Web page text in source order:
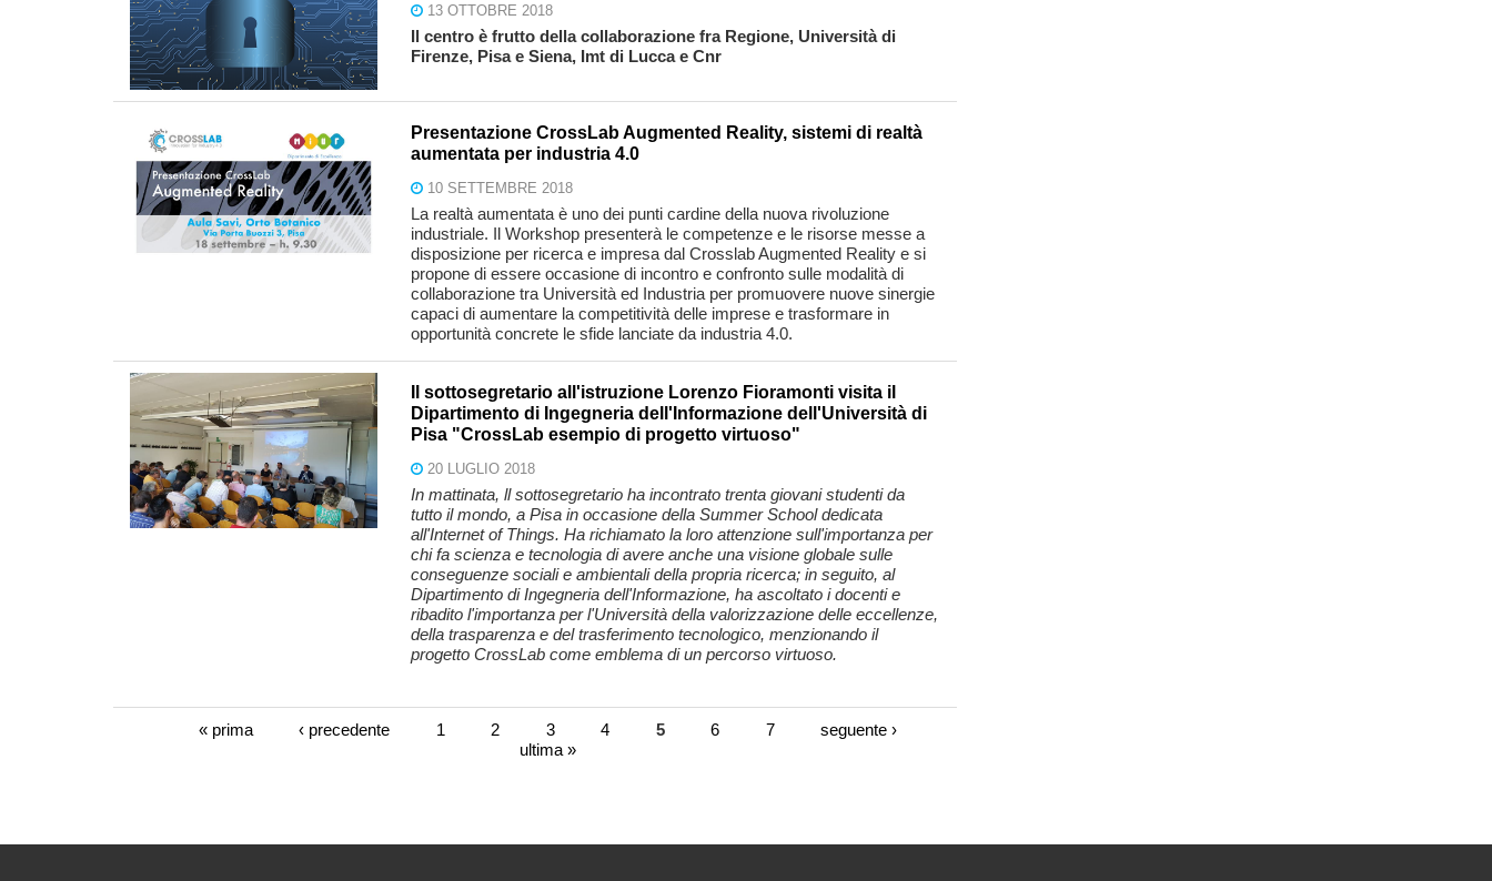
13 OTTOBRE 2018
Il centro è frutto della collaborazione fra Regione, Università di
Firenze, Pisa e Siena, Imt di Lucca e Cnr
Presentazione CrossLab Augmented Reality, sistemi di realtà
aumentata per industria 4.0
10 SETTEMBRE 2018
La realtà aumentata è uno dei punti cardine della nuova rivoluzione
industriale. Il Workshop presenterà le competenze e le risorse messe a
disposizione per ricerca e impresa dal Crosslab Augmented Reality e si
propone di essere occasione di incontro e confronto sulle modalità di
collaborazione tra Università ed Industria per promuovere nuove sinergie
capaci di aumentare la competitività delle imprese e trasformare in
opportunità concrete le sfide lanciate da industria 4.0.
Il sottosegretario all'istruzione Lorenzo Fioramonti visita il
Dipartimento di Ingegneria dell'Informazione dell'Università di
Pisa "CrossLab esempio di progetto virtuoso"
20 LUGLIO 2018
In mattinata, ll sottosegretario ha incontrato trenta giovani studenti da
tutto il mondo, a Pisa in occasione della Summer School dedicata
all'Internet of Things. Ha richiamato la loro attenzione sull'importanza per
chi fa scienza e tecnologia di avere anche una visione globale sulle
conseguenze sociali e ambientali della propria ricerca; in seguito, al
Dipartimento di Ingegneria dell'Informazione, ha ascoltato i docenti e
ribadito l'importanza per l'Università della valorizzazione delle eccellenze,
della trasparenza e del trasferimento tecnologico, menzionando il
progetto CrossLab come emblema di un percorso virtuoso.
Pagine« prima ‹ precedente 1 2 3 4 5 6 7
seguente ›
ultima »